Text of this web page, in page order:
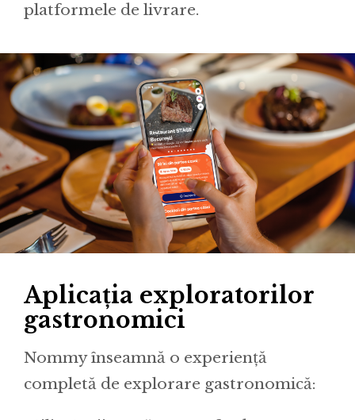
platformele de livrare.
Aplicația exploratorilor
gastronomici
Nommy înseamnă o experiență
completă de explorare gastronomică: